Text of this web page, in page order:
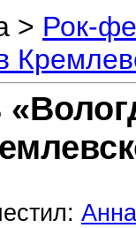
> Рок-